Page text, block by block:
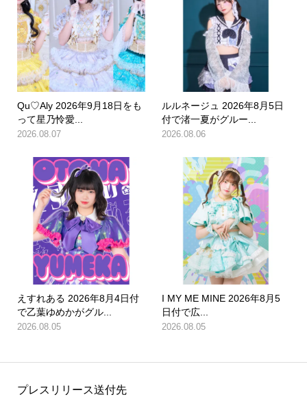
Qu♡Aly 2026年9月18日をも
って星乃怜愛...
2026.08.07
ルルネージュ 2026年8月5日
付で渚一夏がグルー...
2026.08.06
えすれある 2026年8月4日付
で乙葉ゆめかがグル...
2026.08.05
I MY ME MINE 2026年8月5
日付で広...
2026.08.05
プレスリリース送付先